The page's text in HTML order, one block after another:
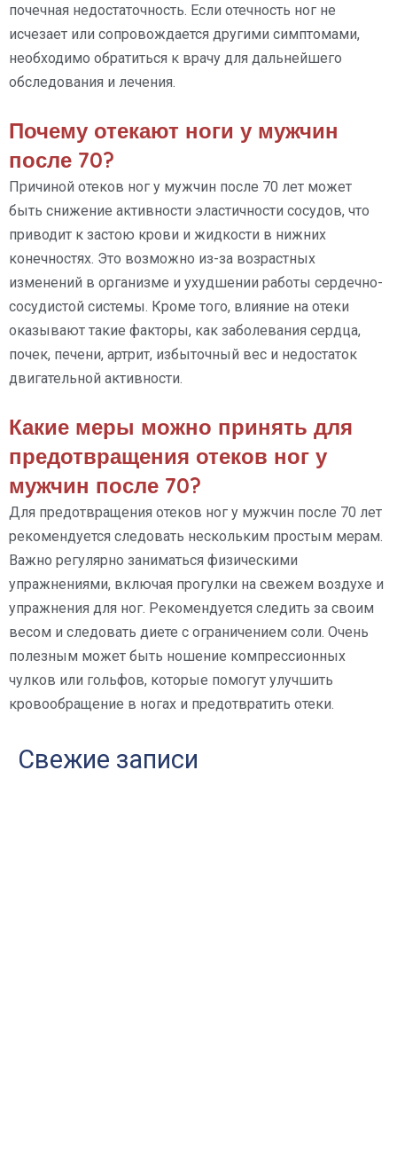
почечная недостаточность. Если отечность ног не
исчезает или сопровождается другими симптомами,
необходимо обратиться к врачу для дальнейшего
обследования и лечения.
Почему отекают ноги у мужчин
после 70?
Причиной отеков ног у мужчин после 70 лет может
быть снижение активности эластичности сосудов, что
приводит к застою крови и жидкости в нижних
конечностях. Это возможно из-за возрастных
изменений в организме и ухудшении работы сердечно-
сосудистой системы. Кроме того, влияние на отеки
оказывают такие факторы, как заболевания сердца,
почек, печени, артрит, избыточный вес и недостаток
двигательной активности.
Какие меры можно принять для
предотвращения отеков ног у
мужчин после 70?
Для предотвращения отеков ног у мужчин после 70 лет
рекомендуется следовать нескольким простым мерам.
Важно регулярно заниматься физическими
упражнениями, включая прогулки на свежем воздухе и
упражнения для ног. Рекомендуется следить за своим
весом и следовать диете с ограничением соли. Очень
полезным может быть ношение компрессионных
чулков или гольфов, которые помогут улучшить
кровообращение в ногах и предотвратить отеки.
Свежие записи